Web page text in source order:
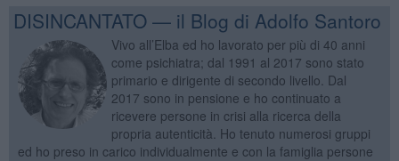
DISINCANTATO — il Blog di Adolfo Santoro
Vivo all’Elba ed ho lavorato per più di 40 anni
come psichiatra; dal 1991 al 2017 sono stato
primario e dirigente di secondo livello. Dal
2017 sono in pensione e ho continuato a
ricevere persone in crisi alla ricerca della
propria autenticità. Ho tenuto numerosi gruppi
ed ho preso in carico individualmente e con la famiglia persone